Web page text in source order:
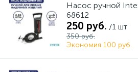
Насос ручной
68612
250 руб. /1 шт
350 руб.
Экономия 100 руб.